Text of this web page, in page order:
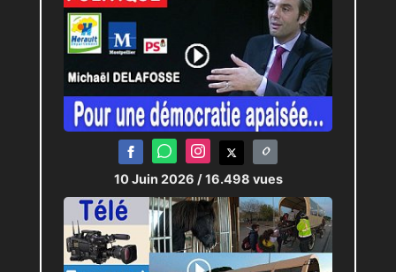
10 Juin 2026 / 16.498 vues